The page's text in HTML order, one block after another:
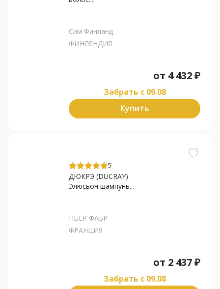
Сим Финланд
ФИНЛЯНДИЯ
от 4 432₽
Забрать c 09.08
Купить
5
ДЮКРЭ (DUCRAY)
Элюсьон шампунь...
ПЬЕР ФАБР
ФРАНЦИЯ
от 2 437₽
Забрать c 09.08